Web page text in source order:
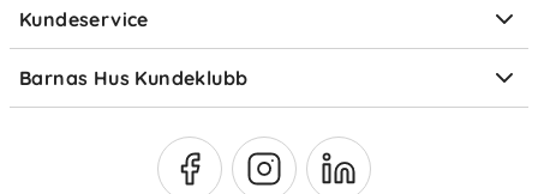
Kundeservice
Om Klarna
Barnas Hus Kundeklubb
Medlemsvilkår